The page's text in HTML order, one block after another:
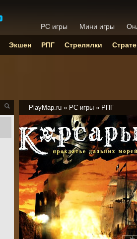
PlayMap.ru » PC игры » РПГ
PC игры Мини игры
Экшен РПГ Стрелялки